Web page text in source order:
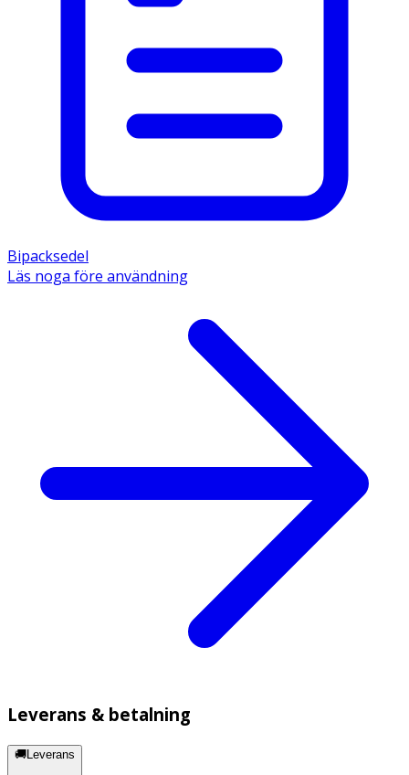
Bipacksedel
Läs noga före användning
Leverans & betalning
🚚Leverans